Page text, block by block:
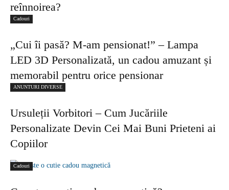
reînnoirea?
Cadouri
„Cui îi pasă? M-am pensionat!” – Lampa
LED 3D Personalizată, un cadou amuzant și
memorabil pentru orice pensionar
ANUNTURI DIVERSE
Ursuleții Vorbitori – Cum Jucăriile
Personalizate Devin Cei Mai Buni Prieteni ai
Copiilor
Cadouri